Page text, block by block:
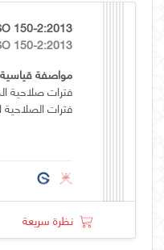
150-2:2013
150-2:2013
مواصفة
فترات صلاحية
فترات الصلاحية
نظرة سريعة